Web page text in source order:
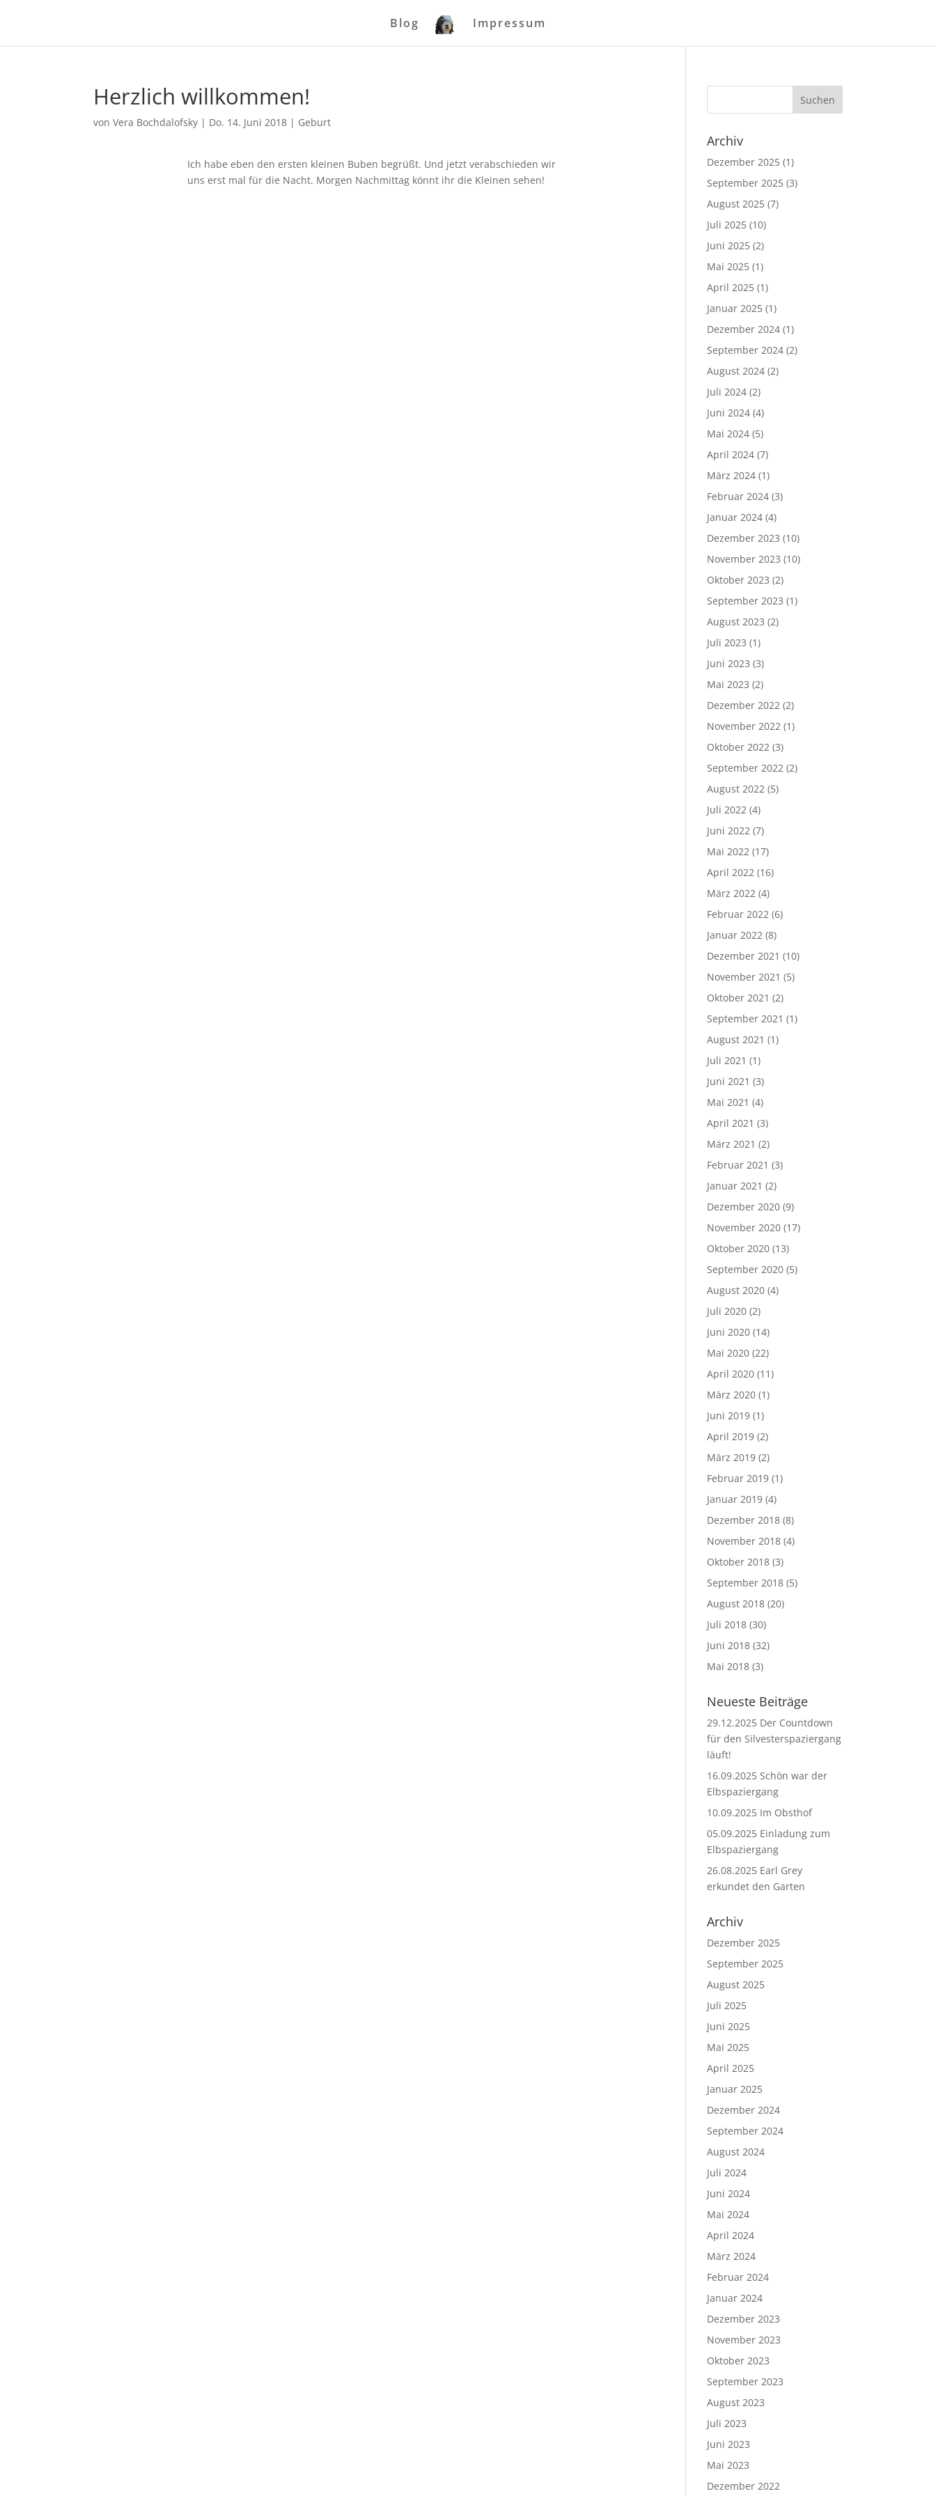
Blog Impressum
Herzlich willkommen!
vonVera Bochdalofsky | Do. 14. Juni 2018 | Geburt
Ich habe eben den ersten kleinen Buben begrüßt. Und jetzt verabschieden wir
uns erst mal für die Nacht. Morgen Nachmittag könnt ihr die Kleinen sehen!
Archiv
Dezember 2025 (1)
September 2025 (3)
August 2025 (7)
Juli 2025 (10)
Juni 2025 (2)
Mai 2025 (1)
April 2025 (1)
Januar 2025 (1)
Dezember 2024 (1)
September 2024 (2)
August 2024 (2)
Juli 2024 (2)
Juni 2024 (4)
Mai 2024 (5)
April 2024 (7)
März 2024 (1)
Februar 2024 (3)
Januar 2024 (4)
Dezember 2023 (10)
November 2023 (10)
Oktober 2023 (2)
September 2023 (1)
August 2023 (2)
Juli 2023 (1)
Juni 2023 (3)
Mai 2023 (2)
Dezember 2022 (2)
November 2022 (1)
Oktober 2022 (3)
September 2022 (2)
August 2022 (5)
Juli 2022 (4)
Juni 2022 (7)
Mai 2022 (17)
April 2022 (16)
März 2022 (4)
Februar 2022 (6)
Januar 2022 (8)
Dezember 2021 (10)
November 2021 (5)
Oktober 2021 (2)
September 2021 (1)
August 2021 (1)
Juli 2021 (1)
Juni 2021 (3)
Mai 2021 (4)
April 2021 (3)
März 2021 (2)
Februar 2021 (3)
Januar 2021 (2)
Dezember 2020 (9)
November 2020 (17)
Oktober 2020 (13)
September 2020 (5)
August 2020 (4)
Juli 2020 (2)
Juni 2020 (14)
Mai 2020 (22)
April 2020 (11)
März 2020 (1)
Juni 2019 (1)
April 2019 (2)
März 2019 (2)
Februar 2019 (1)
Januar 2019 (4)
Dezember 2018 (8)
November 2018 (4)
Oktober 2018 (3)
September 2018 (5)
August 2018 (20)
Juli 2018 (30)
Juni 2018 (32)
Mai 2018 (3)
Neueste Beiträge
29.12.2025 Der Countdown
für den Silvesterspaziergang
läuft!
16.09.2025 Schön war der
Elbspaziergang
10.09.2025 Im Obsthof
05.09.2025 Einladung zum
Elbspaziergang
26.08.2025 Earl Grey
erkundet den Garten
Archiv
Dezember 2025
September 2025
August 2025
Juli 2025
Juni 2025
Mai 2025
April 2025
Januar 2025
Dezember 2024
September 2024
August 2024
Juli 2024
Juni 2024
Mai 2024
April 2024
März 2024
Februar 2024
Januar 2024
Dezember 2023
November 2023
Oktober 2023
September 2023
August 2023
Juli 2023
Juni 2023
Mai 2023
Dezember 2022